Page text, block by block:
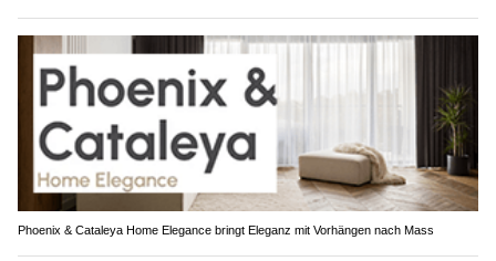
Phoenix & Cataleya Home Elegance bringt Eleganz mit Vorhängen nach Mass